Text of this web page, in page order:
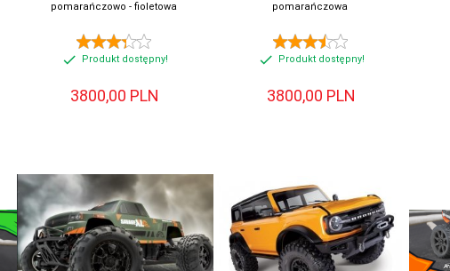
pomarańczowo - fioletowa
Produkt dostępny!
3800,00 PLN
pomarańczowa
Produkt dostępny!
3800,00 PLN